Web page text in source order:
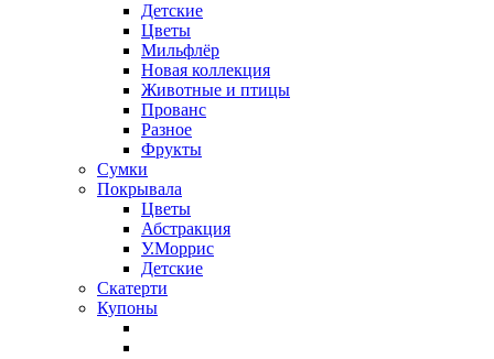
Детские
Цветы
Мильфлёр
Новая коллекция
Животные и птицы
Прованс
Разное
Фрукты
Сумки
Покрывала
Цветы
Абстракция
У.Моррис
Детские
Скатерти
Купоны